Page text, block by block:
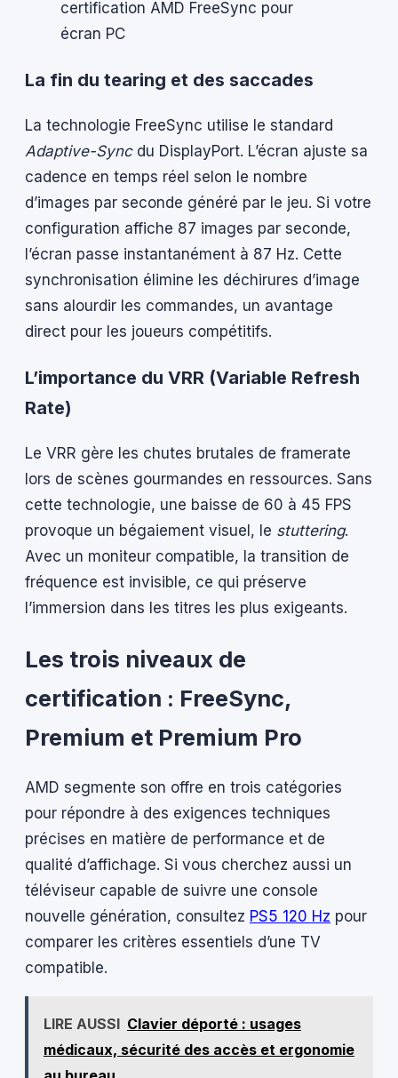
certification AMD FreeSync pour
écran PC
La fin du tearing et des saccades
La technologie FreeSync utilise le standard
Adaptive-Syncdu DisplayPort. L’écran ajuste sa
cadence en temps réel selon le nombre
d’images par seconde généré par le jeu. Si votre
configuration affiche 87 images par seconde,
l’écran passe instantanément à 87 Hz. Cette
synchronisation élimine les déchirures d’image
sans alourdir les commandes, un avantage
direct pour les joueurs compétitifs.
L’importance du VRR (Variable Refresh
Rate)
Le VRR gère les chutes brutales de framerate
lors de scènes gourmandes en ressources. Sans
cette technologie, une baisse de 60 à 45 FPS
provoque un bégaiement visuel, le stuttering.
Avec un moniteur compatible, la transition de
fréquence est invisible, ce qui préserve
l’immersion dans les titres les plus exigeants.
Les trois niveaux de
certification : FreeSync,
Premium et Premium Pro
AMD segmente son offre en trois catégories
pour répondre à des exigences techniques
précises en matière de performance et de
qualité d’affichage. Si vous cherchez aussi un
téléviseur capable de suivre une console
nouvelle génération, consultez PS5 120 Hz pour
comparer les critères essentiels d’une TV
compatible.
LIRE AUSSI Clavier déporté : usages
médicaux, sécurité des accès et ergonomie